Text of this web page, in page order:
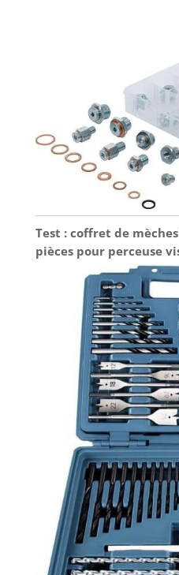
Test : coffret de
pièces pour perceuse